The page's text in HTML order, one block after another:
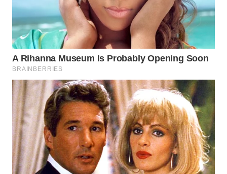
WN
PADANG
LAWAS
WN
SUMEDANG
WN
CIANJUR
WN
KEPULAUAN
SERIBU